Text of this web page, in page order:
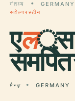
गंतव्य GERMANY
स्टोल्परस्टीन
एल्स
मैन्ज़ GERMANY